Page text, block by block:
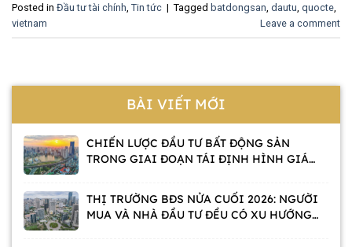
Posted in Đầu tư tài chính Tin tức | Tagged batdongsan dautu quocte
vietnam
Leave a comment
BÀI VIẾT MỚI
CHIẾN LƯỢC ĐẦU TƯ BẤT ĐỘNG SẢN
TRONG GIAI ĐOẠN TÁI ĐỊNH HÌNH GIÁ
THỊ TRƯỜNG BĐS NỬA CUỐI 2026: NGƯỜI
MUA VÀ NHÀ ĐẦU TƯ ĐỀU CÓ XU HƯỚNG